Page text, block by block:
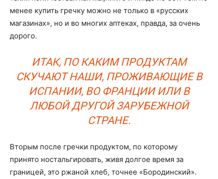
менее купить гречку можно не только в «русских
магазинах», но и во многих аптеках, правда, за очень
дорого.
ИТАК, ПО КАКИМ ПРОДУКТАМ
СКУЧАЮТ НАШИ, ПРОЖИВАЮЩИЕ В
ИСПАНИИ, ВО ФРАНЦИИ ИЛИ В
ЛЮБОЙ ДРУГОЙ ЗАРУБЕЖНОЙ
СТРАНЕ.
Вторым после гречки продуктом, по которому
принято ностальгировать, живя долгое время за
границей, это ржаной хлеб, точнее «Бородинский».